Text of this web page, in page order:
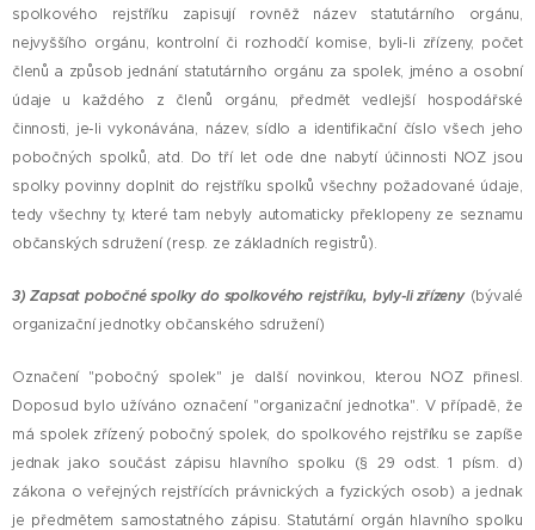
spolkového rejstříku zapisují rovněž název statutárního orgánu,
nejvyššího orgánu, kontrolní či rozhodčí komise, byli-li zřízeny, počet
členů a způsob jednání statutárního orgánu za spolek, jméno a osobní
údaje u každého z členů orgánu, předmět vedlejší hospodářské
činnosti, je-li vykonávána, název, sídlo a identifikační číslo všech jeho
pobočných spolků, atd. Do tří let ode dne nabytí účinnosti NOZ jsou
spolky povinny doplnit do rejstříku spolků všechny požadované údaje,
tedy všechny ty, které tam nebyly automaticky překlopeny ze seznamu
občanských sdružení (resp. ze základních registrů).
3) Zapsat pobočné spolky do spolkového rejstříku, byly-li zřízeny(bývalé
organizační jednotky občanského sdružení)
Označení "pobočný spolek" je další novinkou, kterou NOZ přinesl.
Doposud bylo užíváno označení "organizační jednotka". V případě, že
má spolek zřízený pobočný spolek, do spolkového rejstříku se zapíše
jednak jako součást zápisu hlavního spolku (§ 29 odst. 1 písm. d)
zákona o veřejných rejstřících právnických a fyzických osob) a jednak
je předmětem samostatného zápisu. Statutární orgán hlavního spolku